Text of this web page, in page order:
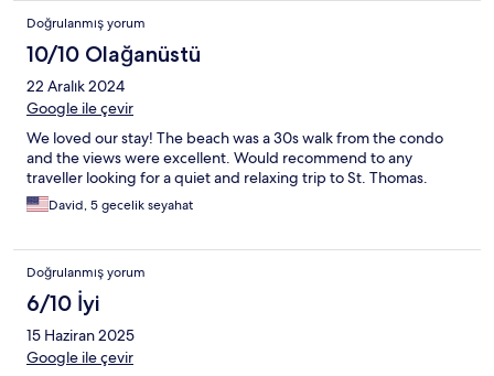
Doğrulanmış yorum
10/10 Olağanüstü
22 Aralık 2024
Google ile çevir
We loved our stay! The beach was a 30s walk from the condo
and the views were excellent. Would recommend to any
traveller looking for a quiet and relaxing trip to St. Thomas.
David, 5 gecelik seyahat
Doğrulanmış yorum
6/10 İyi
15 Haziran 2025
Google ile çevir